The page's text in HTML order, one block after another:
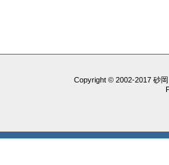
Copyright © 2002-2017 砂